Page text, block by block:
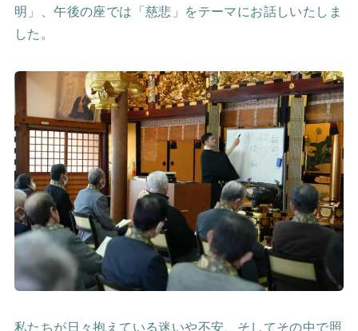
明」、午後の座では「慈悲」をテーマにお話しいたしま
した。
私たちが日々抱えている迷いや不安、そしてその中で照